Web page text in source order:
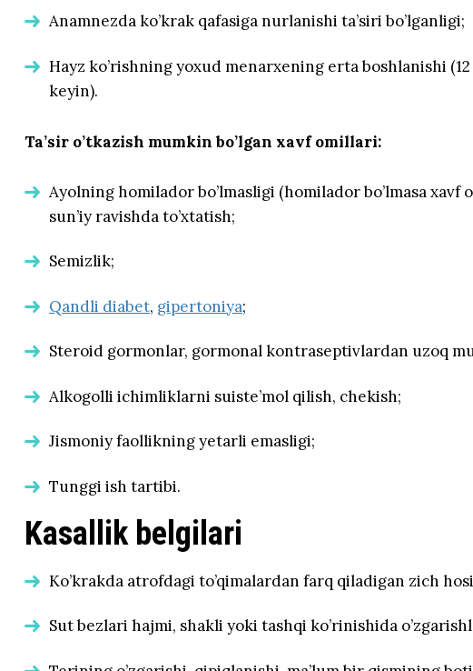
Anamnezda ko’krak qafasiga nurlanishi ta’siri bo’lganligi;
Hayz ko’rishning yoxud menarxening erta boshlanishi (12
keyin).
Ta’sir o’tkazish mumkin bo’lgan xavf omillari:
Ayolning homilador bo’lmasligi (homilador bo’lmasa
sun’iy ravishda to’xtatish;
Semizlik;
Qandli diabet, gipertoniya;
Steroid gormonlar, gormonal kontraseptivlardan uzoq
Alkogolli ichimliklarni suiste’mol qilish, chekish;
Jismoniy faollikning yetarli emasligi;
Tunggi ish tartibi.
Kasallik belgilari
Ko’krakda atrofdagi to’qimalardan farq qiladigan zich
Sut bezlari hajmi, shakli yoki tashqi ko’rinishida